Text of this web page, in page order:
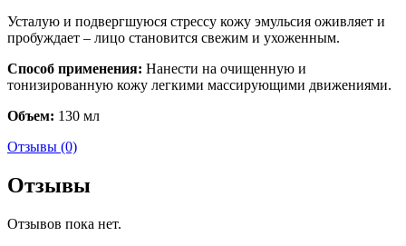
Усталую и подвергшуюся стрессу кожу эмульсия оживляет и
пробуждает – лицо становится свежим и ухоженным.
Способ применения: Нанести на очищенную и
тонизированную кожу легкими массирующими движениями.
Объем: 130 мл
Отзывы (0)
Отзывы
Отзывов пока нет.